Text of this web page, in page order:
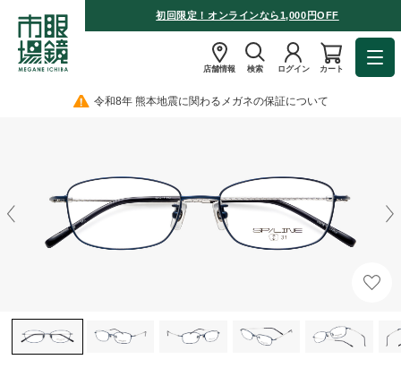
初回限定！オンラインなら1,000円OFF
店舗情報 検索 ログイン カート
令和8年 熊本地震に関わるメガネの保証について